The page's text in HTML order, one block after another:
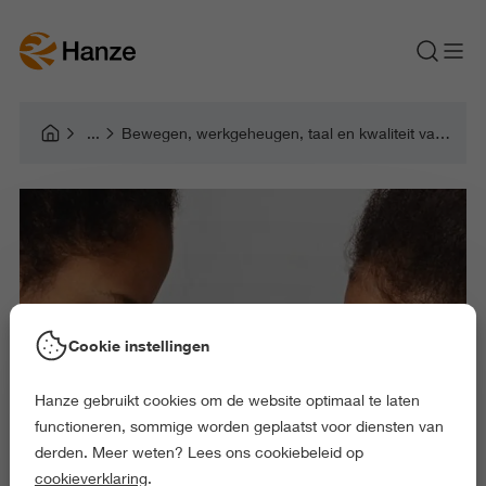
Bewegen, werkgeheugen, taal en kwaliteit van leven bij kinderen met een gehoorstoornis
Cookie instellingen
Hanze gebruikt cookies om de website optimaal te laten
functioneren, sommige worden geplaatst voor diensten van
derden. Meer weten? Lees ons cookiebeleid op
cookieverklaring.